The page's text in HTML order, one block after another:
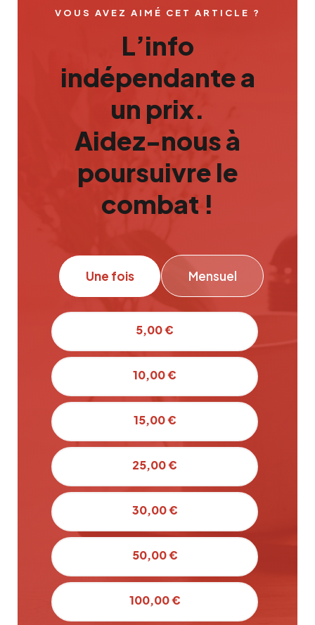
VOUS AVEZ AIMÉ CET ARTICLE ?
L’info
indépendante a
un prix.
Aidez-nous à
poursuivre le
combat !
Une fois Mensuel
5,00 €
10,00 €
15,00 €
25,00 €
30,00 €
50,00 €
100,00 €